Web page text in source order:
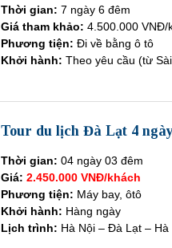
Thời gian: 7 ngày 6 đêm
Giá tham khảo: 4.500.000 VNĐ/
Phương tiện: Đi về bằng ô tô
Khởi hành: Theo yêu cầu (từ
Tour du lịch Đà Lạt 4
Thời gian: 04 ngày 03 đêm
Giá: 2.450.000 VNĐ/khách
Phương tiện: Máy bay, ôtô
Khởi hành: Hàng ngày
Lịch trình: Hà Nội – Đà Lạt – Hà